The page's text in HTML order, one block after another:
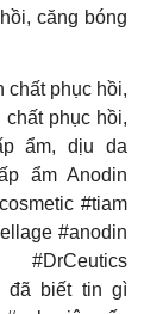
căng bóng
chất phục hồi,
phục hồi,
ẩm, dịu da
ẩm Anodin
#tiam
#anodin
#DrCeutics
đã biết tin gì